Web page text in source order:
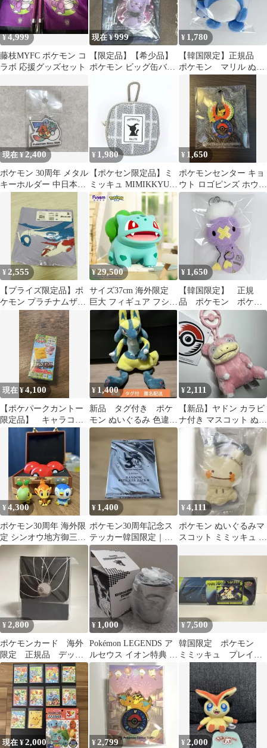
¥4,999
藤枝MYFC ポケモン コ
ラボ 応援グッズセット
現在 ¥999
【限定品】【希少品】
ポケモン ビッグ缶バッ
¥ 1,780
【韓国限定】正規品
ポケモン マリル ぬい
ホルダー
現在 ¥2,400
ポケモン 30周年 メタル
キーホルダー 中日本サ
¥ 1,980
【ポケセン限定品】ミ
ミッキュ MIMIKKYU
ポーチ カラビナ付き
¥ 1,650
ポケモンセンター キョ
ウト ロゴピンズ ホウオ
ウ
¥2,555
【プライズ限定品】ポ
ケモン プラチナムザッ
カトートバッグ ラテ
ィオス ラティアス
¥29,500
サイズ37cm 海外限定
巨大 フィギュア フシギ
ダネ 正規品 ポケモン
ポケットモンスター
PVC Funism 海外 限定
FUNISM フニスム
¥ 1,650
【韓国限定】 正規
品 ポケモン ポケピ
ース フワンテ ぬい
ぐるみ キーホルダー
現在 ¥4,100
【ポケパークカントー
限定品】 キャラコ
ロ ピカチュウorイー
ブイ（未開封）
¥ 1,400
新品 タグ付き ポケ
モン ぬいぐるみ 色違い
ルカリオ
¥2,111
【新品】ヤドン カラビ
ナ付き マスコット ぬい
ぐるみ キーホルダー ポ
ケモン
¥4,300
ポケモン30周年 海外限
定 シンオウ地方御三家
ポッチャマなど
¥ 1,400
ポケモン30周年記念ス
テッカー韓国限定｜新
品未開封1パック
¥ 4,111
ポケモン ぬいぐるみマ
スコット ミミッキュ キ
¥2,800
ポケモンカード 海外
限定 正規品 デッキ
ケース
¥ 1,000
Pokémon LEGENDS ア
ルセウス イオン特典 ス
テンレスタンブラー
¥7,500
韓国限定 ポケモン
ミミッキュ プレイマ
ット
現在 ¥2,000 ¥2,799 ¥ 2,000